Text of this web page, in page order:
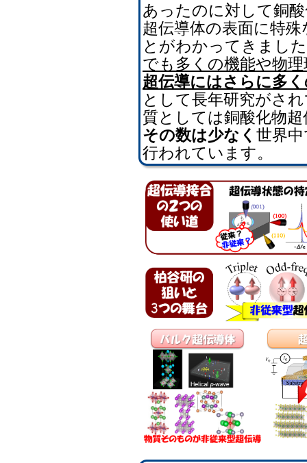
あったのに対して銅
超伝導体の表面に特
とがわかってきまし
でも多くの機能や物
超伝導にはさらに多
として長年研究がさ
質としては銅酸化物
その数は少なく 世界
行われています。